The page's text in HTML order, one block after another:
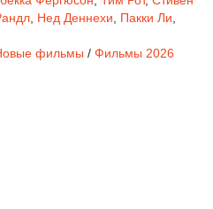
Нед Деннехи Пакки Ли
фильмы / Фильмы 2026